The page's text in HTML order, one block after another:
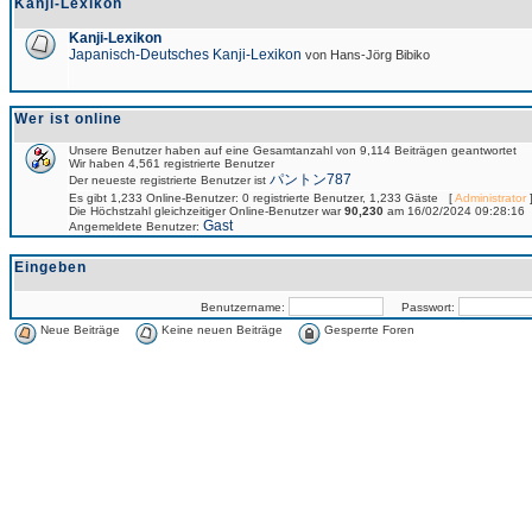
Kanji-Lexikon
Kanji-Lexikon
Japanisch-Deutsches Kanji-Lexikon von Hans-Jörg Bibiko
Wer ist online
Unsere Benutzer haben auf eine Gesamtanzahl von 9,114 Beiträgen geantwortet
Wir haben 4,561 registrierte Benutzer
Der neueste registrierte Benutzer ist パントン787
Es gibt 1,233 Online-Benutzer: 0 registrierte Benutzer, 1,233 Gäste [Administrator
Die Höchstzahl gleichzeitiger Online-Benutzer war90,230 am 16/02/2024 09:28:16
Angemeldete Benutzer: Gast
Eingeben
Benutzername:
Passwort:
Neue Beiträge
Keine neuen Beiträge Gesperrte Foren